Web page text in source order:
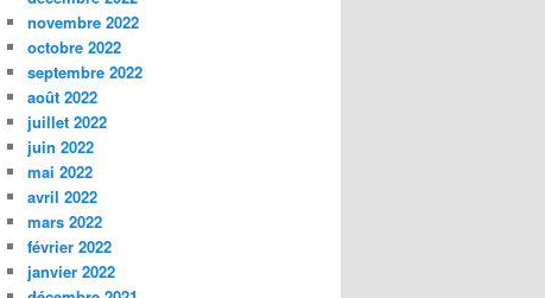
novembre 2022
octobre 2022
septembre 2022
août 2022
juillet 2022
juin 2022
mai 2022
avril 2022
mars 2022
février 2022
janvier 2022